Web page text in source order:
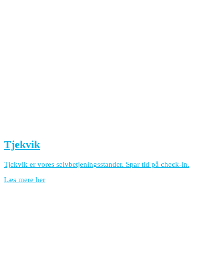
Tjekvik
Tjekvik er vores selvbetjeningsstander. Spar tid på check-in.
Læs mere her